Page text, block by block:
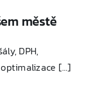
městě
DPH,
[...]